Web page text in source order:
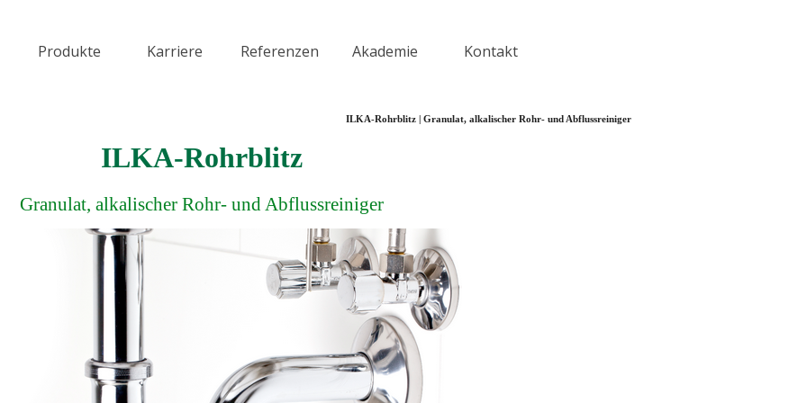
Menü überspringen
▼
Produkte ▼
Karriere Referenzen ▼
Akademie ▼
Kontakt
ILKA-Rohrblitz | Granulat, alkalischer Rohr- und Abflussreiniger
ILKA-Rohrblitz
Granulat, alkalischer Rohr- und Abflussreiniger